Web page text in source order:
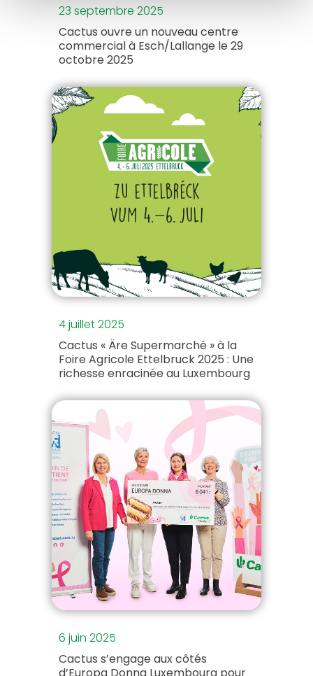
23 septembre 2025
Cactus ouvre un nouveau centre
commercial à Esch/Lallange le 29
octobre 2025
4 juillet 2025
Cactus « Äre Supermarché » à la
Foire Agricole Ettelbruck 2025 : Une
richesse enracinée au Luxembourg
6 juin 2025
Cactus s’engage aux côtés